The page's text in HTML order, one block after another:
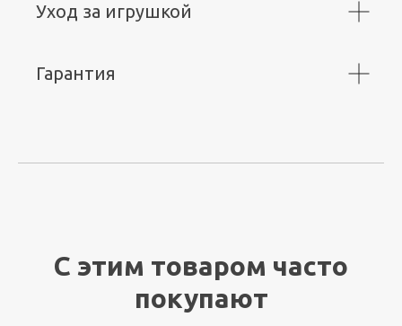
Уход за игрушкой
Гарантия
С этим товаром часто
покупают